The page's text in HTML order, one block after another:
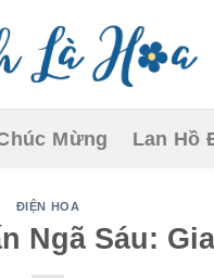
Mừng Lan Hồ
ĐIỆN HOA
Ngã Sáu: